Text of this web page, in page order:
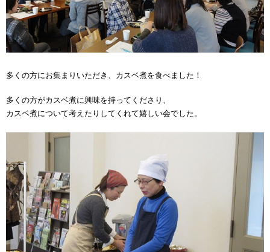
多くの方にお集まりいただき、カスベ煮を食べました！
多くの方がカスベ煮に興味を持ってくださり、
カスベ煮について考えたりしてくれて嬉しい会でした。